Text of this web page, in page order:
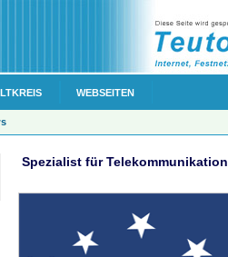
WEBSEITEN
Spezialist für Telekommunikation